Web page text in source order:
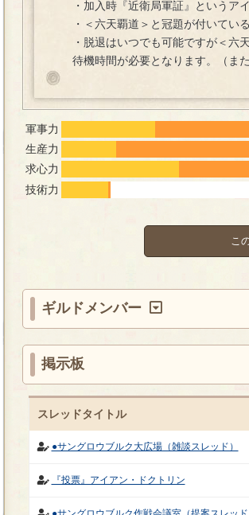
・加入時『近衛局軍証』というア
・＜六天覇道＞と冠題が付いてい
・脱退はいつでも可能ですが＜六
待機時間が必要となります。（ま
軍事力
生産力
求心力
技術力
こ
ギルドメンバー
掲示板
スレッドタイトル
●サングロウブルク大広場（雑談スレッド）
『投票』アイアン・ドクトリン